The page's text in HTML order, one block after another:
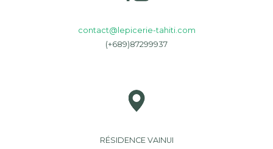
contact@lepicerie-tahiti.com
(+689)87299937
RÉSIDENCE VAINUI